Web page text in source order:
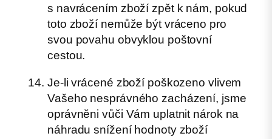
s navrácením zboží zpět k nám, pokud
toto zboží nemůže být vráceno pro
svou povahu obvyklou poštovní
cestou.
Je-li vrácené zboží poškozeno vlivem
Vašeho nesprávného zacházení, jsme
oprávněni vůči Vám uplatnit nárok na
náhradu snížení hodnoty zboží